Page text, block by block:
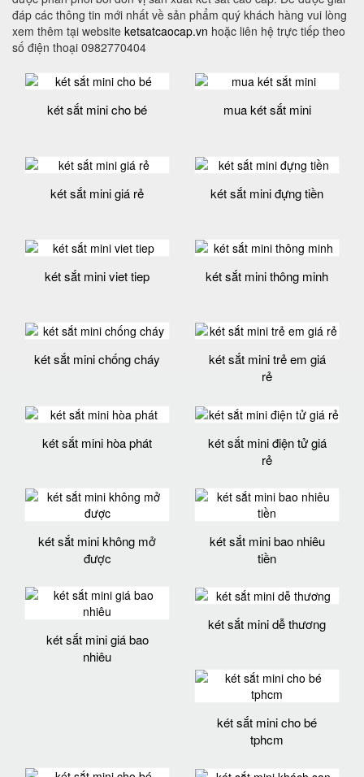
đáp các thông tin mới nhất về sản phẩm quý khách hàng vui lòng
xem thêm tại website ketsatcaocap.vn hoặc liên hệ trực tiếp theo
số điện thoại 0982770404
két sắt mini cho bé mua két sắt mini
két sắt mini giá rẻ két sắt mini đựng tiền
két sắt mini viet tiep két sắt mini thông minh
két sắt mini chống cháy
két sắt mini trẻ em giá
rẻ
két sắt mini hòa phát
két sắt mini điện tử giá
rẻ
két sắt mini không mở
được
két sắt mini bao nhiêu
tiền
két sắt mini giá bao
nhiêu
két sắt mini dễ thương
két sắt mini cho bé
tphcm